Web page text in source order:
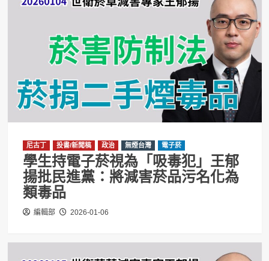
尼古丁 投書/新聞稿 政治 無煙台灣 電子菸
學生持電子菸視為「吸毒犯」王郁
揚批民進黨：將減害菸品污名化為
類毒品
編輯部 2026-01-06